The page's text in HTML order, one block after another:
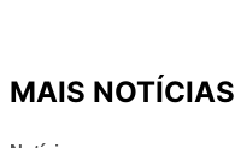
MAIS NOTÍCIAS